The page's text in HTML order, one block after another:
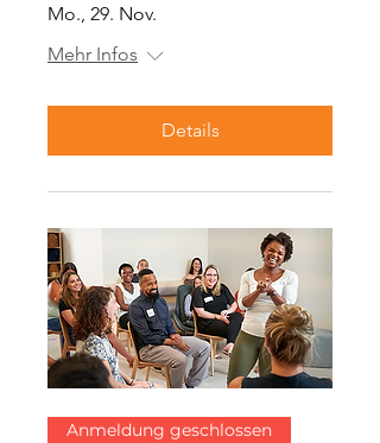
Mo., 29. Nov.
Mehr Infos
Details
Anmeldung geschlossen